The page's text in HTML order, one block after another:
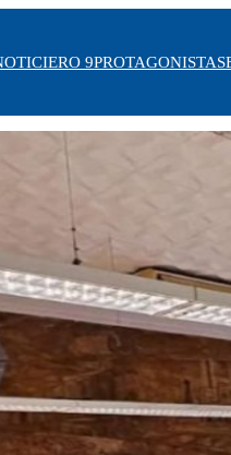
9PROTAGONISTAS